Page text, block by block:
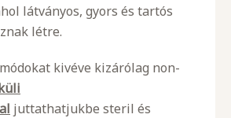
látványos, gyors és tartós
létre.
kivéve kizárólag non-
juttathatjukbe steril és